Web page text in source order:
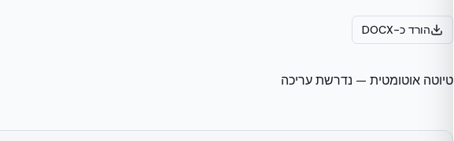
הורד כ-DOCX
טיוטה אוטומטית — נדרשת עריכה